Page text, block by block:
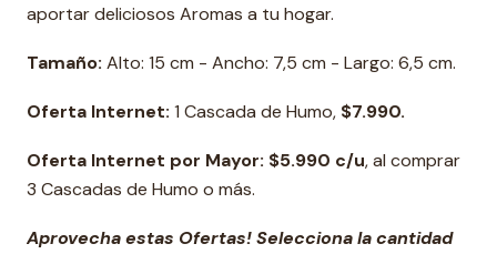
aportar deliciosos Aromas a tu hogar.
Tamaño: Alto: 15 cm - Ancho: 7,5 cm - Largo: 6,5 cm.
Oferta Internet: 1 Cascada de Humo, $7.990.
Oferta Internet por Mayor: $5.990 c/u, al comprar
3 Cascadas de Humo o más.
Aprovecha estas Ofertas! Selecciona la cantidad